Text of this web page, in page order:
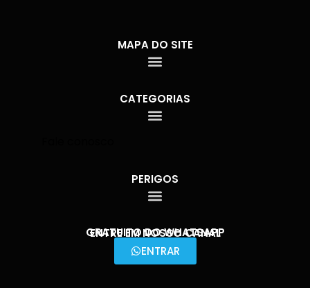
MAPA DO SITE
CATEGORIAS
PERIGOS
ENTRE EM NOSSO CANAL
GRATUITO DO WHATSAPP
ENTRAR